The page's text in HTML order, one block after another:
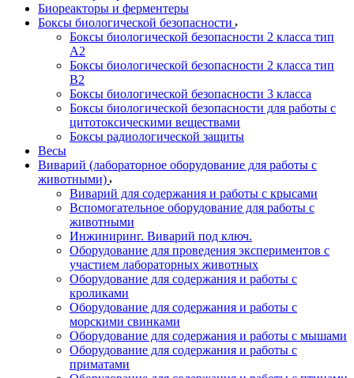
Биореакторы и ферментеры
Боксы биологической безопасности
Боксы биологической безопасности 2 класса тип
A2
Боксы биологической безопасности 2 класса тип
B2
Боксы биологической безопасности 3 класса
Боксы биологической безопасности для работы с
цитотоксическими веществами
Боксы радиологической защиты
Весы
Виварий (лабораторное оборудование для работы с
животными)
Виварий для содержания и работы с крысами
Вспомогательное оборудование для работы с
животными
Инжиниринг. Виварий под ключ.
Оборудование для проведения экспериментов с
участием лабораторных животных
Оборудование для содержания и работы с
кроликами
Оборудование для содержания и работы с
морскими свинками
Оборудование для содержания и работы с мышами
Оборудование для содержания и работы с
приматами